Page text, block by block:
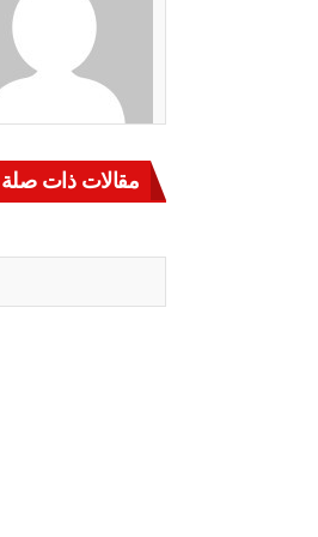
مقالات ذات صلة